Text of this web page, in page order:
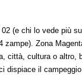
(e chi lo vede più
zampe). Zona
città, cultura o altro,
dispiace il